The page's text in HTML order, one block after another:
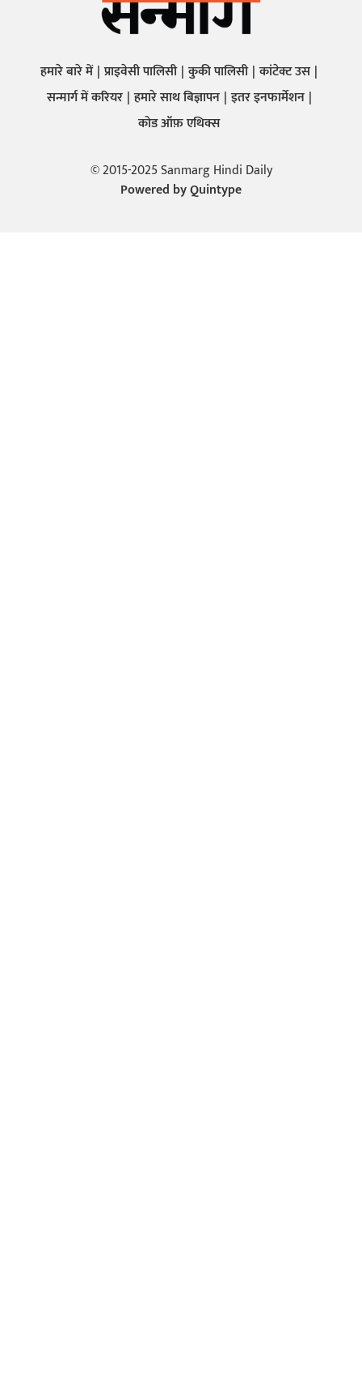
हमारे बारे में प्राइवेसी पालिसी कुकी पालिसी कांटेक्ट उस
सन्मार्ग में करियर हमारे साथ बिज्ञापन इतर इनफार्मेशन
कोड ऑफ़ एथिक्स
© 2015-2025 Sanmarg Hindi Daily
Powered byQuintype